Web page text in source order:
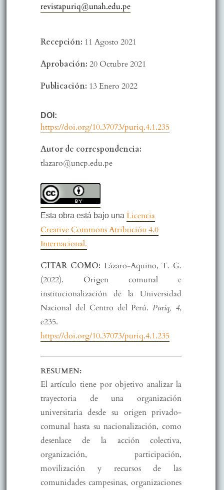
revistapuriq@unah.edu.pe
Recepción: 11 Agosto 2021
Aprobación: 20 Octubre 2021
Publicación: 13 Enero 2022
DOI:
https://doi.org/10.37073/puriq.4.1.235
Autor de correspondencia:
tlazaro@uncp.edu.pe
Esta obra está bajo una Licencia
Creative Commons Atribución 4.0
Internacional.
CITAR COMO: Lázaro-Aquino, T. G.
(2022). Origen comunal e
institucionalización de la Universidad
Nacional del Centro del Perú.Puriq, 4,
e235.
https://doi.org/10.37073/puriq.4.1.235
RESUMEN:
El artículo tiene por objetivo analizar la
trayectoria de una organización
universitaria desde su origen privado-
comunal hasta su nacionalización, como
desenlace de la acción colectiva,
organización, participación,
movilización y recursos de las
comunidades campesinas, organizaciones